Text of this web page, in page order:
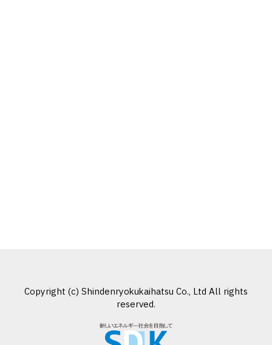
Copyright (c) Shindenryokukaihatsu Co., Ltd All rights
reserved.